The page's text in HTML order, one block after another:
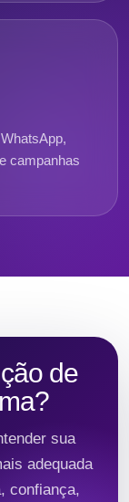
campanhas
de
sua
adequada
confiança,